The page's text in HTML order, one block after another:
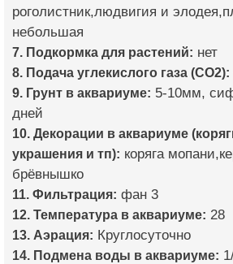
роголистник,людвигия и
небольшая
7. Подкормка для растений: нет
8. Подача углекислого газа (CO2):
9. Грунт в аквариуме: 5-10мм,
дней
10. Декорации в аквариуме
украшения и тп): коряга
брёвнышко
11. Фильтрация: фан 3
12. Температура в аквариуме: 28
13. Аэрация: Круглосуточно
14. Подмена воды в аквариуме: